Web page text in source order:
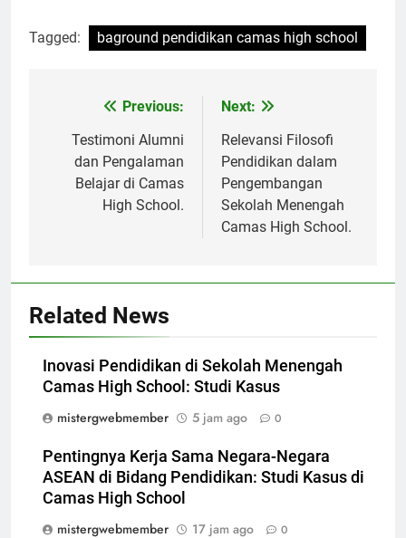
Tagged: baground pendidikan camas high school
Navigasi
pos
Previous:
Testimoni Alumni
dan Pengalaman
Belajar di Camas
High School.
Next:
Relevansi Filosofi
Pendidikan dalam
Pengembangan
Sekolah Menengah
Camas High School.
Related News
Inovasi Pendidikan di Sekolah Menengah
Camas High School: Studi Kasus
mistergwebmember
5 jam ago 0
Pentingnya Kerja Sama Negara-Negara
ASEAN di Bidang Pendidikan: Studi Kasus di
Camas High School
mistergwebmember
17 jam ago 0